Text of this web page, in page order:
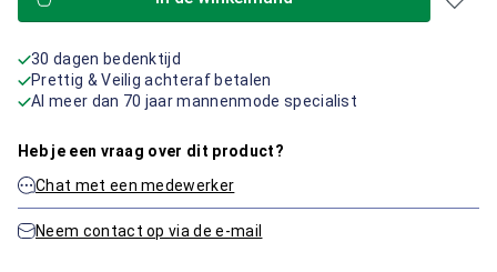
30 dagen bedenktijd
Prettig & Veilig achteraf betalen
Al meer dan 70 jaar mannenmode specialist
Heb je een vraag over dit product?
Chat met een medewerker
Neem contact op via de e-mail